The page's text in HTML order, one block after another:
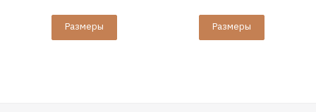
Размеры Размеры